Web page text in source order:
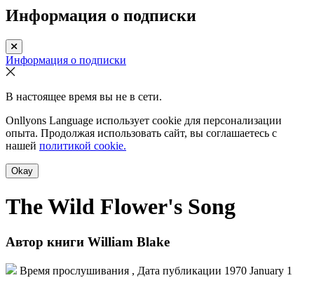
Информация о подписки
Информация о подписки
В настоящее время вы не в сети.
Onllyons Language использует cookie для персонализации
опыта. Продолжая использовать сайт, вы соглашаетесь с
нашей политикой cookie.
Okay
The Wild Flower's Song
Автор книги William Blake
Время прослушивания , Дата публикации 1970 January 1